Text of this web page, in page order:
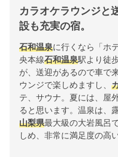
カラオケラウンジと
設も充実の宿。
石和温泉に行くなら「ホ
央本線石和温泉駅より徒
が、送迎があるので車で
ウンジで楽しめますし、
テ、サウナ。夏には、屋
ると思います。温泉は、
山梨県最大級の大岩風呂
しめ、非常に満足度の高